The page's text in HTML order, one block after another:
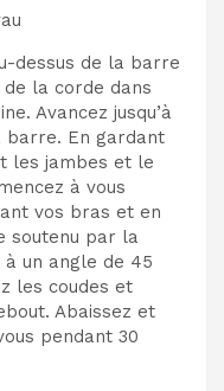
dessus de la barre
la corde dans
Avancez jusqu’à
barre. En gardant
les jambes et le
à vous
vos bras et en
soutenu par la
un angle de 45
les coudes et
Abaissez et
pendant 30